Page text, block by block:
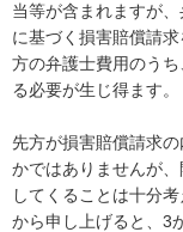
当等が含まれますが
に基づく損害賠償請
方の弁護士費用のう
る必要が生じ得ます。
先方が損害賠償請求
かではありませんが
してくることは十分
から申し上げると、3